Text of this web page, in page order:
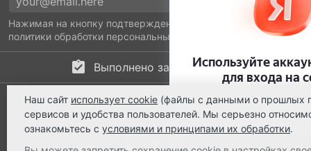
Нажимая на кнопку подтверждения, я принимаю условия
политики обработки персональных данных
Выполнено заказов: 52530
8 800 2018-054
ts@ts21.ru
Наш сайт использует cookie (файлы с данными о прошлых
сервисов и удобства пользователей. Мы серьезно
ознакомьтесь с условиями и принципами их обработки.